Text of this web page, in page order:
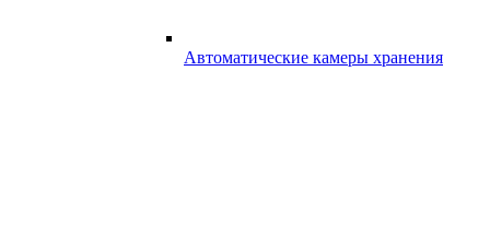
Автоматические камеры хранения